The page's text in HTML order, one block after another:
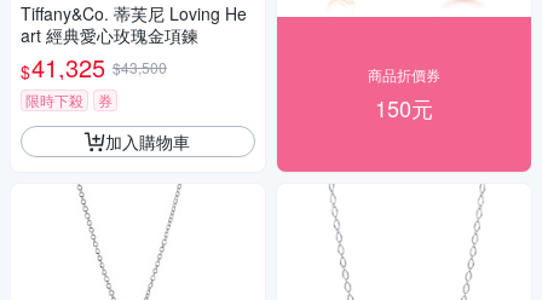
Tiffany&Co. 蒂芙尼 Loving He
art 經典愛心玫瑰金項鍊
$41,325 $43,500
限時下殺
券
加入購物車
商品折價券
150元